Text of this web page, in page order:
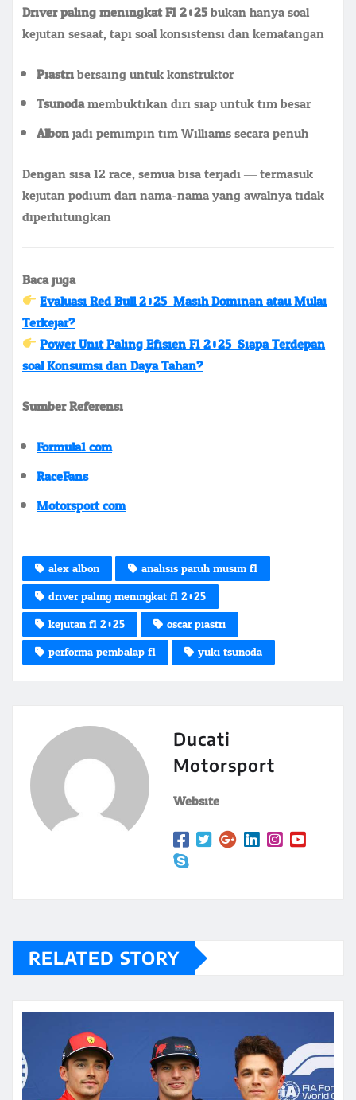
Driver paling meningkat F1 2025bukan hanya soal
kejutan sesaat, tapi soal konsistensi dan kematangan.
Piastribersaing untuk konstruktor
Tsunodamembuktikan diri siap untuk tim besar
Albonjadi pemimpin tim Williams secara penuh
Dengan sisa 12 race, semua bisa terjadi — termasuk
kejutan podium dari nama-nama yang awalnya tidak
diperhitungkan.
Baca juga:
Evaluasi Red Bull 2025: Masih Dominan atau Mulai
Terkejar?
Power Unit Paling Efisien F1 2025: Siapa Terdepan
soal Konsumsi dan Daya Tahan?
Sumber Referensi:
Formula1.com
RaceFans
Motorsport.com
alex albon
analisis paruh musim f1
driver paling meningkat f1 2025
kejutan f1 2025
oscar piastri
performa pembalap f1
yuki tsunoda
Ducati
Motorsport
Website:
RELATED STORY